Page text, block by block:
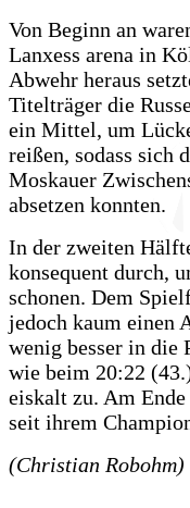
Von Beginn an
Lanxess arena in
Abwehr heraus
Titelträger die
ein Mittel, um
reißen, sodass sich
Moskauer
absetzen konnten.
In der zweiten
konsequent durch,
schonen. Dem
jedoch kaum einen
wenig besser in die
wie beim 20:22
eiskalt zu. Am
seit ihrem
(Christian Robohm)